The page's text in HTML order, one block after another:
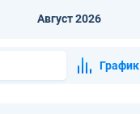
Август 2026
График